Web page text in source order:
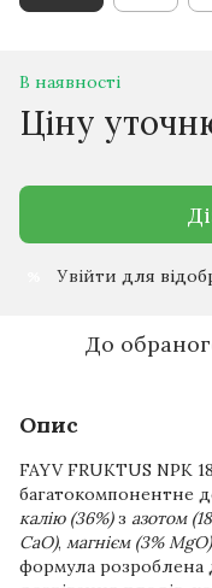
В наявності
Ціну
Увійти для
До
Опис
FAYV FRUKTUS NPK
багатокомпонентне
калію (36%)з азотом
CaO), магнієм (3% MgO)
формула розроблена